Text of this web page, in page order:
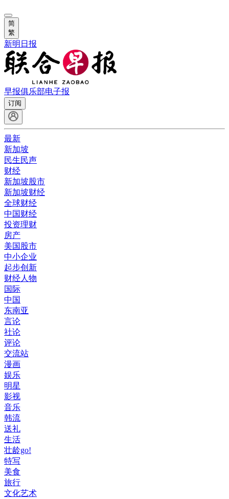
简
繁
新明日报
早报俱乐部电子报
订阅
最新
新加坡
民生民声
财经
新加坡股市
新加坡财经
全球财经
中国财经
投资理财
房产
美国股市
中小企业
起步创新
财经人物
国际
中国
东南亚
言论
社论
评论
交流站
漫画
娱乐
明星
影视
音乐
韩流
送礼
生活
壮龄go!
特写
美食
旅行
文化艺术